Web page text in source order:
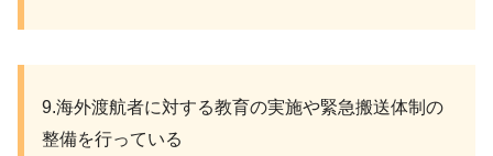
9.海外渡航者に対する教育の実施や緊急搬送体制の
整備を行っている